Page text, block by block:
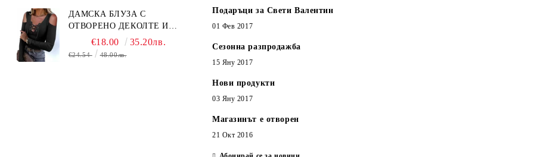
ДАМСКА БЛУЗА С
ОТВОРЕНО ДЕКОЛТЕ И
ВРЪЗКИ В ЧЕРНО - КОД
€18.00 35.20лв.
€24.54 48.00лв.
Подаръци за Свети Валентин
01 Фев 2017
Сезонна разпродажба
15 Яну 2017
Нови продукти
03 Яну 2017
Магазинът е отворен
21 Окт 2016